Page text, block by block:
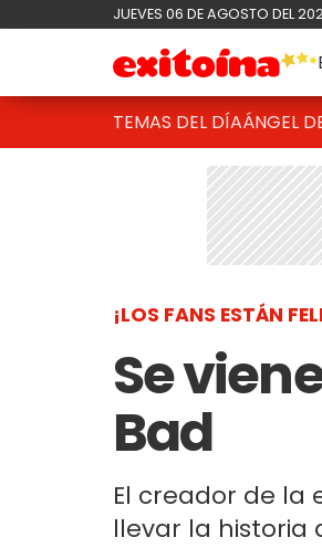
JUEVES 06 DE AGOSTO DEL
TEMAS DEL DÍAÁNGEL
¡LOS FANS ESTÁN
Se
Bad
El creador de la
llevar la historia